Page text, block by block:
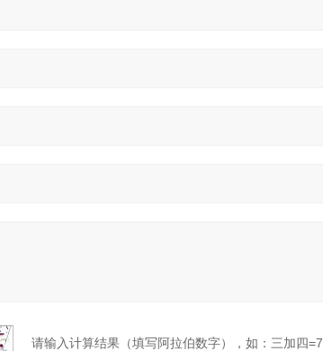
请输入计算结果（填写阿拉伯数字），如：三加四=7